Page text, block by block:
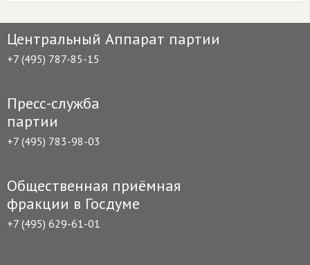
Центральный Аппарат партии
+7 (495) 787-85-15
Пресс-служба
партии
+7 (495) 783-98-03
Общественная приёмная
фракции в Госдуме
+7 (495) 629-61-01